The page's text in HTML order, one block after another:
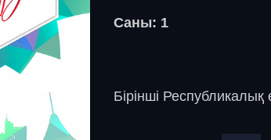
Саны: 1
Бірінші